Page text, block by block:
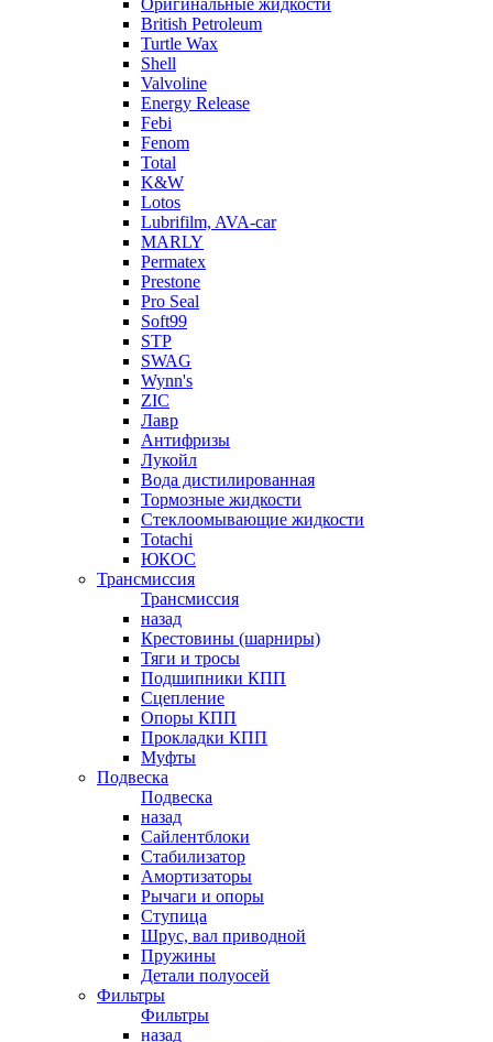
Оригинальные жидкости
British Petroleum
Turtle Wax
Shell
Valvoline
Energy Release
Febi
Fenom
Total
K&W
Lotos
Lubrifilm, AVA-car
MARLY
Permatex
Prestone
Pro Seal
Soft99
STP
SWAG
Wynn's
ZIC
Лавр
Антифризы
Лукойл
Вода дистилированная
Тормозные жидкости
Стеклоомывающие жидкости
Totachi
ЮКОС
Трансмиссия
Трансмиссия
назад
Крестовины (шарниры)
Тяги и тросы
Подшипники КПП
Сцепление
Опоры КПП
Прокладки КПП
Муфты
Подвеска
Подвеска
назад
Сайлентблоки
Стабилизатор
Амортизаторы
Рычаги и опоры
Ступица
Шрус, вал приводной
Пружины
Детали полуосей
Фильтры
Фильтры
назад